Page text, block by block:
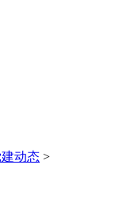
动态 >